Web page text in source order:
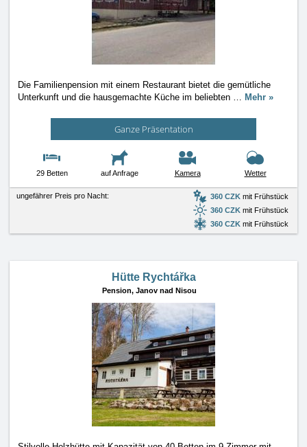
Die Familienpension mit einem Restaurant bietet die gemütliche
Unterkunft und die hausgemachte Küche im beliebten … Mehr »
Ganze Präsentation
29 Betten auf Anfrage Kamera Wetter
ungefährer Preis pro Nacht: 360 CZK mit Frühstück
360 CZK mit Frühstück
360 CZK mit Frühstück
Hütte Rychtářka
Pension, Janov nad Nisou